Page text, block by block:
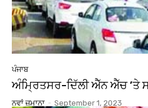
ਪੰਜਾਬ
ਅੰਮਿ੍ਰਤਸਰ-ਦਿੱਲੀ ਐੱਨ ਐੱਚ ’ਤੇ
ਨਵਾਂ ਜ਼ਮਾਨਾ - September 1, 2023